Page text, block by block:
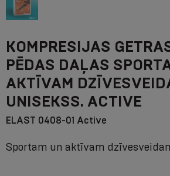
KOMPRESIJAS
PĒDAS DAĻAS
AKTĪVAM
UNISEKSS. ACTIVE
ELAST 0408-01 Active
Sportam un aktīvam